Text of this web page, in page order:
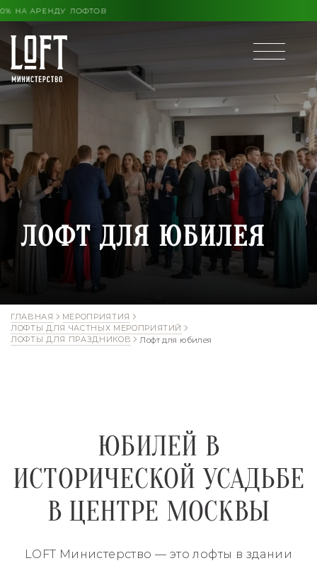
ЛЕТА ВЫГОДА ДО 30% НА АРЕНДУ ЛОФТОВ
ЛОФТ ДЛЯ ЮБИЛЕЯ
ГЛАВНАЯ
МЕРОПРИЯТИЯ
ЛОФТЫ ДЛЯ ЧАСТНЫХ МЕРОПРИЯТИЙ
ЛОФТЫ ДЛЯ ПРАЗДНИКОВ
Лофт для юбилея
ЮБИЛЕЙ В
ИСТОРИЧЕСКОЙ УСАДЬБЕ
В ЦЕНТРЕ МОСКВЫ
LOFT Министерство — это лофты в здании